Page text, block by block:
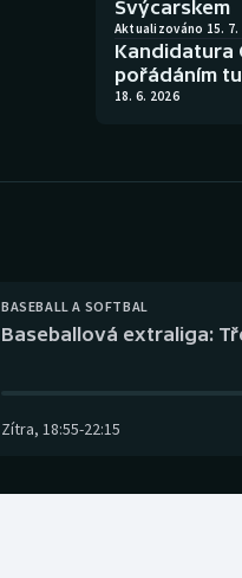
Švýcarskem
Aktualizováno 15. 7.
Kandidatura
pořádáním
18. 6. 2026
BASEBALL A SOFTBAL
Baseballová extraliga:
Zítra, 18:55-22:15